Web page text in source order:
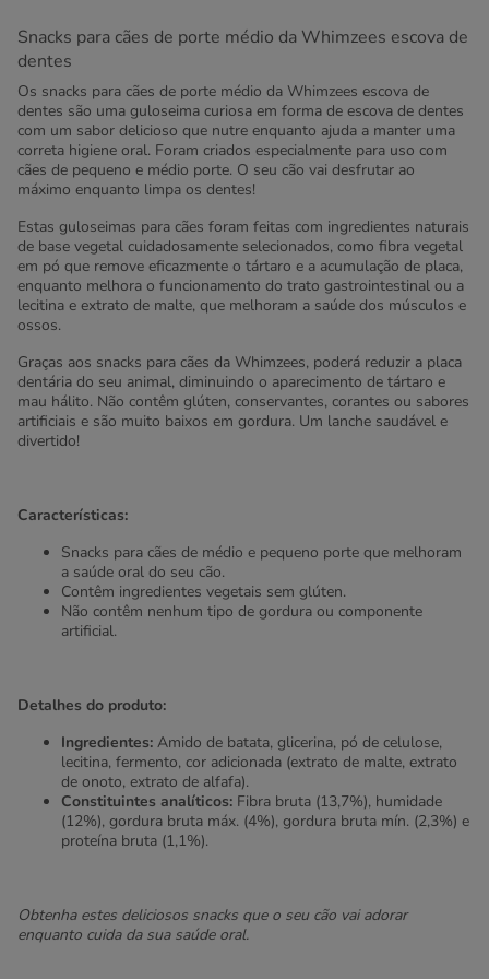
Snacks para cães de porte médio da Whimzees escova de
dentes
Os snacks para cães de porte médio da Whimzees escova de
dentes são uma guloseima curiosa em forma de escova de dentes
com um sabor delicioso que nutre enquanto ajuda a manter uma
correta higiene oral. Foram criados especialmente para uso com
cães de pequeno e médio porte. O seu cão vai desfrutar ao
máximo enquanto limpa os dentes!
Estas guloseimas para cães foram feitas com ingredientes naturais
de base vegetal cuidadosamente selecionados, como fibra vegetal
em pó que remove eficazmente o tártaro e a acumulação de placa,
enquanto melhora o funcionamento do trato gastrointestinal ou a
lecitina e extrato de malte, que melhoram a saúde dos músculos e
ossos.
Graças aos snacks para cães da Whimzees, poderá reduzir a placa
dentária do seu animal, diminuindo o aparecimento de tártaro e
mau hálito. Não contêm glúten, conservantes, corantes ou sabores
artificiais e são muito baixos em gordura. Um lanche saudável e
divertido!
Características:
Snacks para cães de médio e pequeno porte que melhoram
a saúde oral do seu cão.
Contêm ingredientes vegetais sem glúten.
Não contêm nenhum tipo de gordura ou componente
artificial.
Detalhes do produto:
Ingredientes: Amido de batata, glicerina, pó de celulose,
lecitina, fermento, cor adicionada (extrato de malte, extrato
de onoto, extrato de alfafa).
Constituintes analíticos: Fibra bruta (13,7%), humidade
(12%), gordura bruta máx. (4%), gordura bruta mín. (2,3%) e
proteína bruta (1,1%).
Obtenha estes deliciosos snacks que o seu cão vai adorar
enquanto cuida da sua saúde oral.